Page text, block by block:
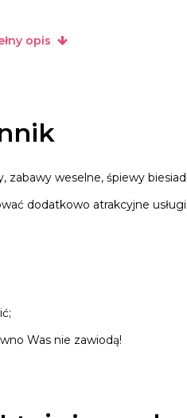
opis
weselne, śpiewy
dodatkowo atrakcyjne
Was nie zawiodą!